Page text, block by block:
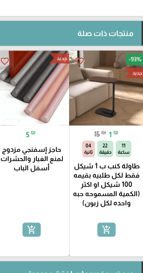
منتجات ذات صلة
favorite_border -93%
جديد
15 ₪ 1 ₪
11
ساعة
22
دقيقة
03
ثانية
طاولة كنب ب 1 شيكل
فقط لكل طلبيه بقيمه
100 شيكل او اكثر
(الكمية المسموحه حبه
واحده لكل زبون)
add_shopping_cart
favorite_border جديد
5 ₪
حاجز إسفنجي مزدوج
لمنع الغبار والحشرات
أسفل الباب
add_shopping_cart